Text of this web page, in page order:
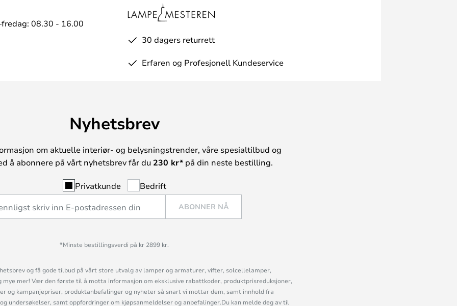
08.30 - 16.00
30 dagers returrett
Erfaren og Profesjonell Kundeservice
Nyhetsbrev
om aktuelle interiør- og belysningstrender, våre spesialtilbud og
å abonnere på vårt nyhetsbrev får du 230 kr*på din neste bestilling.
Privatkunde Bedrift
ABONNER NÅ
*Minste bestillingsverdi på kr 2899 kr.
og få gode tilbud på vårt store utvalg av lamper og armaturer, vifter, solcellelamper,
mye mer! Vær den første til å motta informasjon om eksklusive rabattkoder, produktprisreduksjoner,
og kampanjepriser, produktanbefalinger og nyheter så snart vi mottar dem, samt innhold fra
undersøkelser, samt oppfordringer om kjøpsanmeldelser og anbefalinger.Du kan melde deg av til